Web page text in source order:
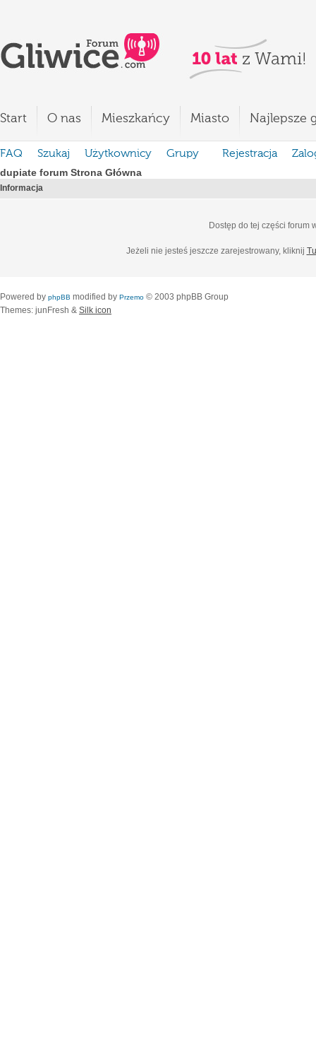
Start O nas Mieszkańcy Miasto Najlepsze
FAQ Szukaj Użytkownicy Grupy Rejestracja
dupiate forum Strona Główna
Informacja
Dostęp do tej części forum
Jeżeli nie jesteś jeszcze zarejestrowany, kliknij
Powered by phpBB modified by Przemo © 2003 phpBB Group
Themes: junFresh & Silk icon